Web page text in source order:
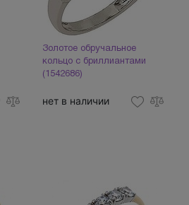
Золотое обручальное
кольцо с бриллиантами
(1542686)
нет в наличии